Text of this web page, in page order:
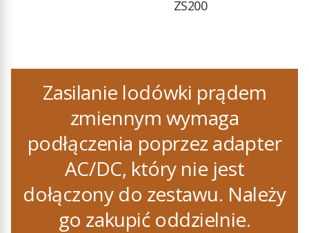
ZS200
Zasilanie lodówki prądem
zmiennym wymaga
podłączenia poprzez adapter
AC/DC, który nie jest
dołączony do zestawu. Należy
go zakupić oddzielnie.